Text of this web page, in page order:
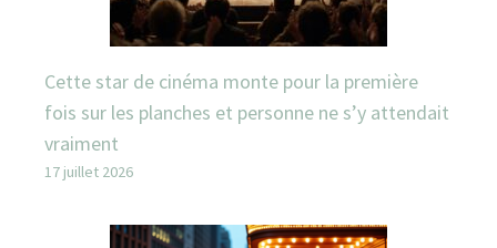
Cette star de cinéma monte pour la première
fois sur les planches et personne ne s’y attendait
vraiment
17 juillet 2026